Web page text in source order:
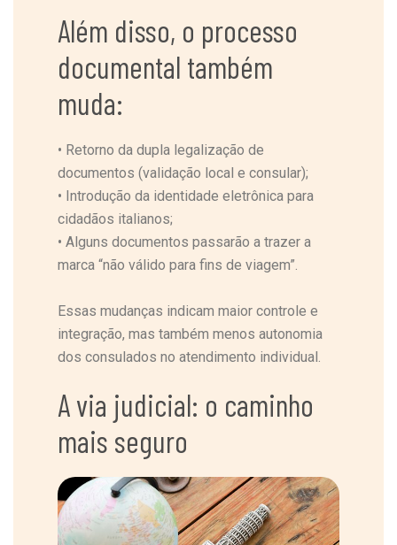
Além disso, o processo
documental também
muda:
• Retorno da dupla legalização de
documentos (validação local e consular);
• Introdução da identidade eletrônica para
cidadãos italianos;
• Alguns documentos passarão a trazer a
marca “não válido para fins de viagem”.
Essas mudanças indicam maior controle e
integração, mas também menos autonomia
dos consulados no atendimento individual.
A via judicial: o caminho
mais seguro